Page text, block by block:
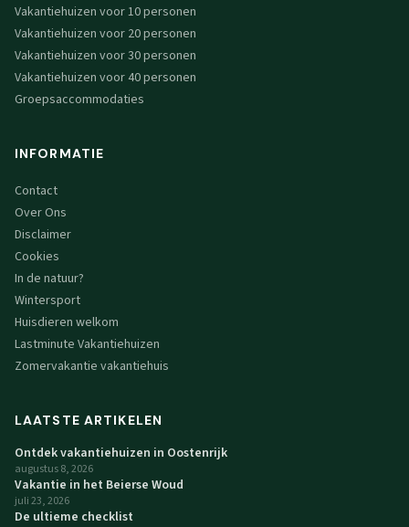
Vakantiehuizen voor 10 personen
Vakantiehuizen voor 20 personen
Vakantiehuizen voor 30 personen
Vakantiehuizen voor 40 personen
Groepsaccommodaties
INFORMATIE
Contact
Over Ons
Disclaimer
Cookies
In de natuur?
Wintersport
Huisdieren welkom
Lastminute Vakantiehuizen
Zomervakantie vakantiehuis
LAATSTE ARTIKELEN
Ontdek vakantiehuizen in Oostenrijk
augustus 8, 2026
Vakantie in het Beierse Woud
juli 23, 2026
De ultieme checklist